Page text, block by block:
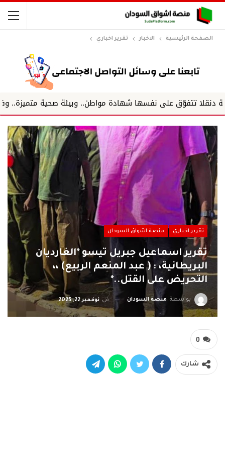
الصفحة الرئيسية الاخبار تقرير اخباري
نفسها شهادة مواطن.. وبيئة صحية متميزة.. وفريق يعمل
تقرير اخباري منصة اشواق السودان
تقرير اسماعيل جبريل تيسو *الغارديان
البريطانية، : ( عبد المنعم الربيع) ،،
التحريض على القتل..*
بواسطة منصة السودان في نوفمبر 22, 2025
0
شارك